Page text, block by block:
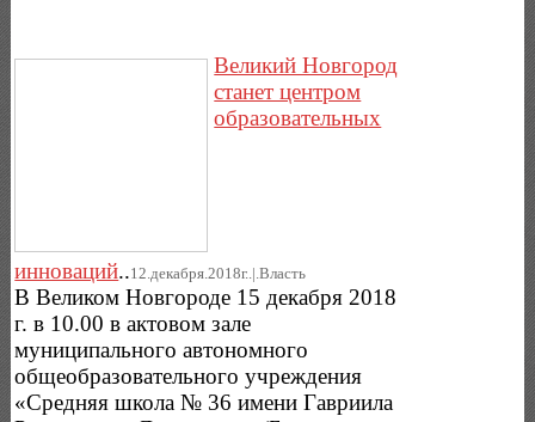
Великий Новгород
станет центром
образовательных
инноваций..12.декабря.2018г..|.Власть
В Великом Новгороде 15 декабря 2018
г. в 10.00 в актовом зале
муниципального автономного
общеобразовательного учреждения
«Средняя школа № 36 имени Гавриила